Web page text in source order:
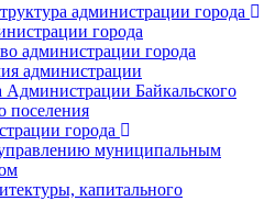
администрации города
города
администрации города
администрации
Администрации Байкальского
поселения
города
муниципальным
капитального